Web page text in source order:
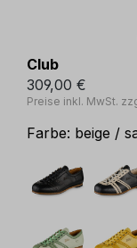
Club
309,00 €
Preise inkl. MwSt.
Farbe: beige /